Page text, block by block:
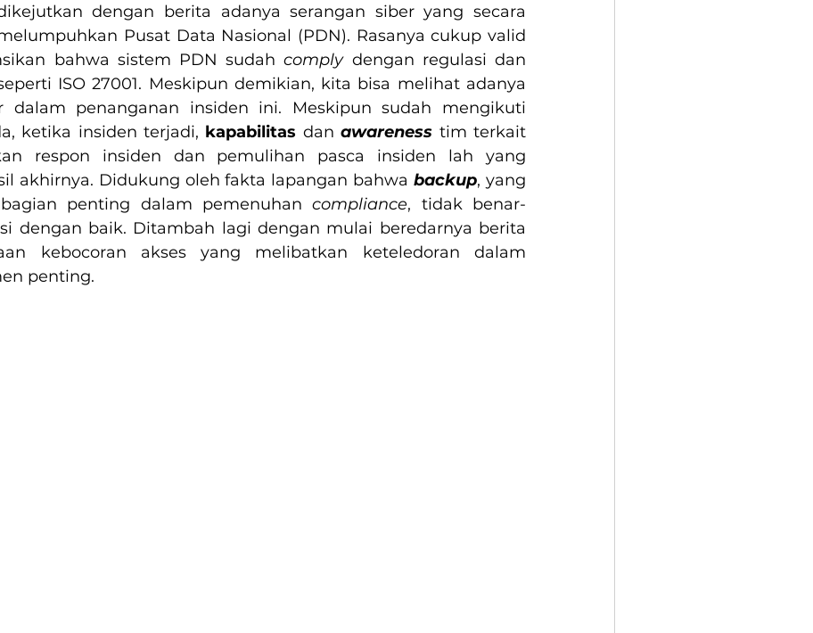
dengan berita adanya serangan siber yang secara
Pusat Data Nasional (PDN). Rasanya cukup valid
bahwa sistem PDN sudah comply dengan regulasi dan
dalam penanganan insiden ini. Meskipun sudah mengikuti
ketika insiden terjadi, kapabilitas dan awareness tim terkait
respon insiden dan pemulihan pasca insiden lah yang
akhirnya. Didukung oleh fakta lapangan bahwa backup, yang
penting dalam pemenuhan compliance, tidak benar-
dengan baik. Ditambah lagi dengan mulai beredarnya berita
kebocoran akses yang melibatkan keteledoran dalam
penting.